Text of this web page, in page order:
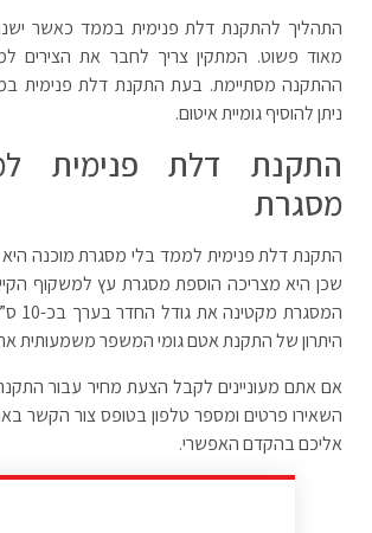
התהליך להתקנת דלת פנימית בממד כאשר
מאוד פשוט. המתקין צריך לחבר את הצירים
ההתקנה מסתיימת. בעת התקנת דלת פנימית
ניתן להוסיף גומיית איטום.
התקנת דלת פנימית
מסגרת
התקנת דלת פנימית לממד בלי מסגרת מוכנה
שכן היא מצריכה הוספת מסגרת עץ למשקוף
היתרון של התקנת אטם גומי המשפר משמעותית
אם אתם מעוניינים לקבל הצעת מחיר עבור
השאירו פרטים ומספר טלפון בטופס צור הקשר
אליכם בהקדם האפשרי.